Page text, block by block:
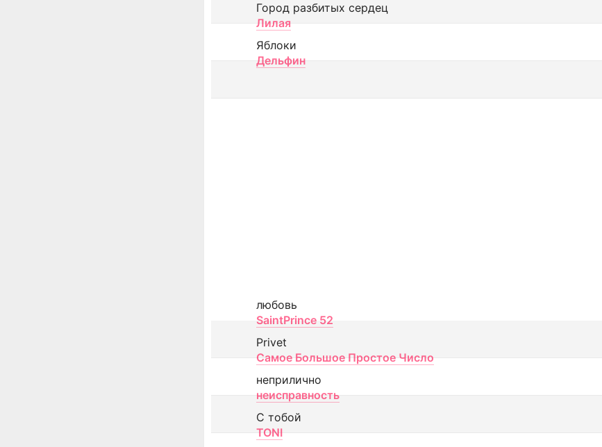
Город разбитых сердец
Лилая
Яблоки
Дельфин
любовь
SaintPrince 52
Privet
Самое Большое Простое Число
неприлично
неисправность
С тобой
TONI